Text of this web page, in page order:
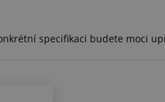
specifikaci budete moci